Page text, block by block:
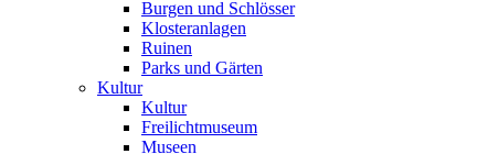
Burgen und Schlösser
Klosteranlagen
Ruinen
Parks und Gärten
Kultur
Kultur
Freilichtmuseum
Museen